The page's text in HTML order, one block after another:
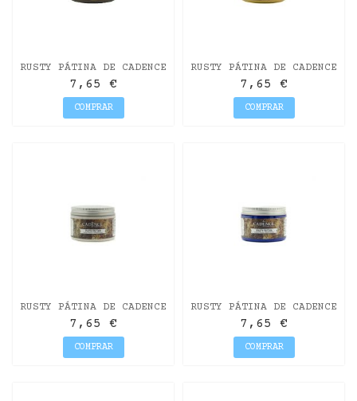
RUSTY PÁTINA DE CADENCE
150ML GRIS NEGRO
7,65 €
COMPRAR
RUSTY PÁTINA DE CADENCE
150ML AMARILLO OXIDO
7,65 €
COMPRAR
RUSTY PÁTINA DE CADENCE
150ML CRUDO
7,65 €
COMPRAR
RUSTY PÁTINA DE CADENCE
150ML LAPIZLÁZULI
7,65 €
COMPRAR